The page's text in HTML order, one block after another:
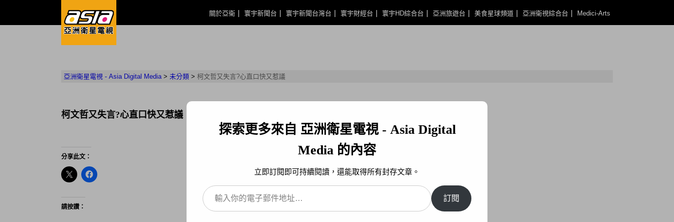
關於亞衛 寰宇新聞台 寰宇新聞台灣台 寰宇財經台 寰宇HD綜合台 亞洲旅遊台 美食星球頻道 亞洲衛視綜合台 Medici-Arts
亞洲衛星電視 - Asia Digital Media> 未分類 > 柯文哲又失言?心直口快又惹議
柯文哲又失言?心直口快又惹議
分享此文：
請按讚：
探索更多來自 亞洲衛星電視 - Asia Digital
Media 的內容
立即訂閱即可持續閱讀，還能取得所有封存文章。
輸入你的電子郵件地址…
訂閱